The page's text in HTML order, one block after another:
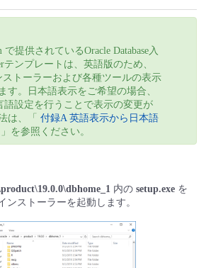
ューを見る
ューを見る
/監査
ューを見る
管理
利用
ンス履歴
予定
ンス
向けプログラム
動画
で提供されているOracle Database入
テンプレートは、英語版のため、
ストーラーおよび各種ツールの表示
す。日本語表示をご希望の場合、
語設定を行うことで表示の変更が
は、「 付録A 英語表示から日本語
」を参照ください。
内の setup.exe を
ンストーラーを起動します。